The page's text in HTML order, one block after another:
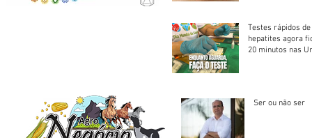
Testes rápidos
hepatites agora
20 minutos nas
Ser ou não ser